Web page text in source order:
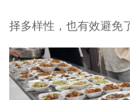
择多样性，也有效避免